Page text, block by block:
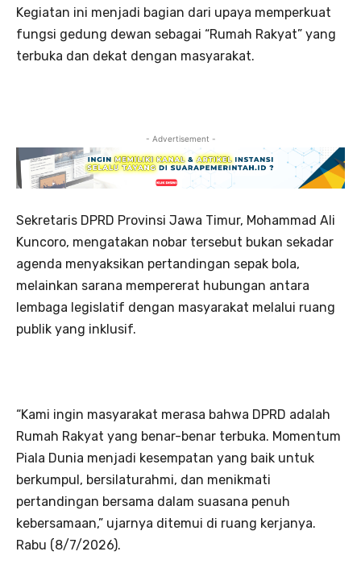
Kegiatan ini menjadi bagian dari upaya memperkuat
fungsi gedung dewan sebagai “Rumah Rakyat” yang
terbuka dan dekat dengan masyarakat.
- Advertisement -
Sekretaris DPRD Provinsi Jawa Timur, Mohammad Ali
Kuncoro, mengatakan nobar tersebut bukan sekadar
agenda menyaksikan pertandingan sepak bola,
melainkan sarana mempererat hubungan antara
lembaga legislatif dengan masyarakat melalui ruang
publik yang inklusif.
“Kami ingin masyarakat merasa bahwa DPRD adalah
Rumah Rakyat yang benar-benar terbuka. Momentum
Piala Dunia menjadi kesempatan yang baik untuk
berkumpul, bersilaturahmi, dan menikmati
pertandingan bersama dalam suasana penuh
kebersamaan,” ujarnya ditemui di ruang kerjanya.
Rabu (8/7/2026).